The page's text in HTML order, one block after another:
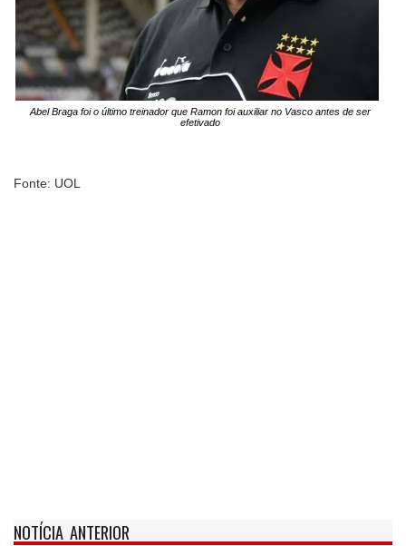
Abel Braga foi o último treinador que Ramon foi auxiliar no Vasco antes de ser
efetivado
Fonte: UOL
NOTÍCIA ANTERIOR